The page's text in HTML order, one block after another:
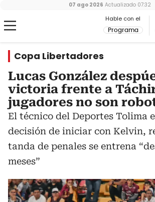
Hable con el
Programa
07 ago 2026 Actualizado 07:32
Copa Libertadores
Lucas González
victoria frente a
jugadores no son
El técnico del Deportes Tolima
decisión de iniciar con Kelvin,
tanda de penales se entrena
meses”